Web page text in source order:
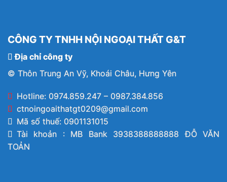
CÔNG TY TNHH NỘI NGOẠI THẤT G&T
Địa chỉ công ty
© Thôn Trung An Vỹ, Khoái Châu, Hưng Yên
Hotline: 0974.859.247 – 0987.384.856
ctnoingoaithatgt0209@gmail.com
Mã số thuế: 0901131015
Tài khoản : MB Bank 3938388888888 ĐỖ VĂN
TOẢN